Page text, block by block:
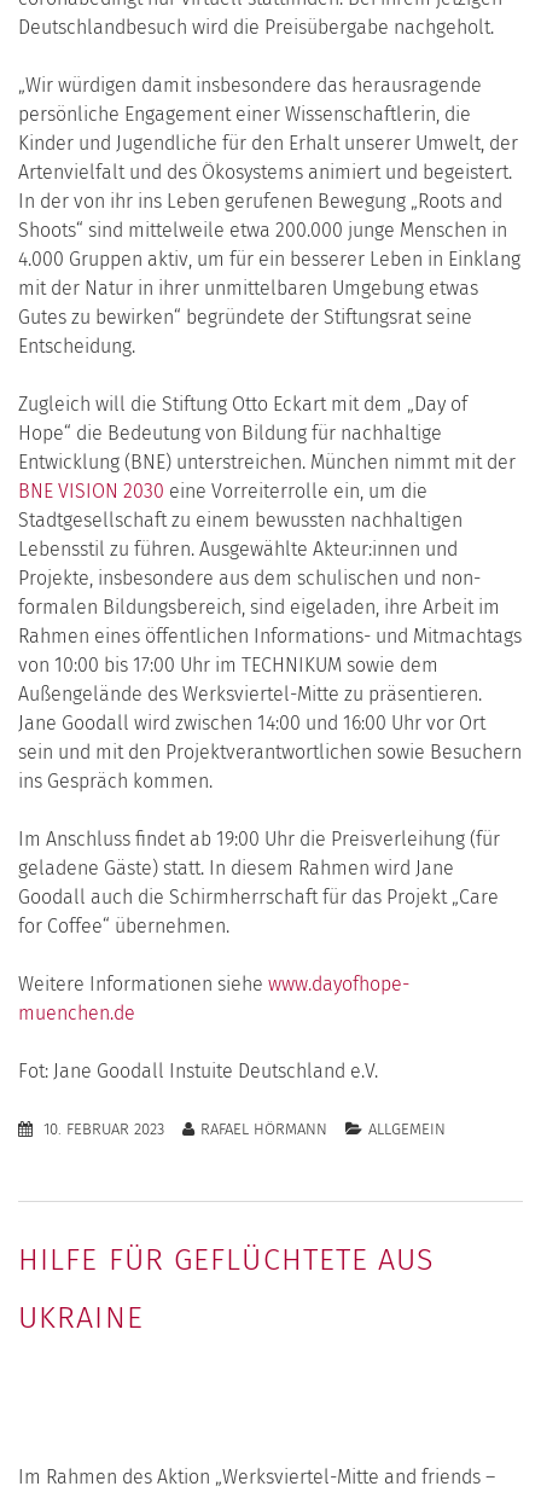
Deutschlandbesuch wird die Preisübergabe nachgeholt.
„Wir würdigen damit insbesondere das herausragende
persönliche Engagement einer Wissenschaftlerin, die
Kinder und Jugendliche für den Erhalt unserer Umwelt, der
Artenvielfalt und des Ökosystems animiert und begeistert.
In der von ihr ins Leben gerufenen Bewegung „Roots and
Shoots“ sind mittelweile etwa 200.000 junge Menschen in
4.000 Gruppen aktiv, um für ein besserer Leben in Einklang
mit der Natur in ihrer unmittelbaren Umgebung etwas
Gutes zu bewirken“ begründete der Stiftungsrat seine
Entscheidung.
Zugleich will die Stiftung Otto Eckart mit dem „Day of
Hope“ die Bedeutung von Bildung für nachhaltige
Entwicklung (BNE) unterstreichen. München nimmt mit der
BNE VISION 2030 eine Vorreiterrolle ein, um die
Stadtgesellschaft zu einem bewussten nachhaltigen
Lebensstil zu führen. Ausgewählte Akteur:innen und
Projekte, insbesondere aus dem schulischen und non-
formalen Bildungsbereich, sind eigeladen, ihre Arbeit im
Rahmen eines öffentlichen Informations- und Mitmachtags
von 10:00 bis 17:00 Uhr im TECHNIKUM sowie dem
Außengelände des Werksviertel-Mitte zu präsentieren.
Jane Goodall wird zwischen 14:00 und 16:00 Uhr vor Ort
sein und mit den Projektverantwortlichen sowie Besuchern
ins Gespräch kommen.
Im Anschluss findet ab 19:00 Uhr die Preisverleihung (für
geladene Gäste) statt. In diesem Rahmen wird Jane
Goodall auch die Schirmherrschaft für das Projekt „Care
for Coffee“ übernehmen.
Weitere Informationen siehe www.dayofhope-
muenchen.de
Fot: Jane Goodall Instuite Deutschland e.V.
10. FEBRUAR 2023 RAFAEL HÖRMANN ALLGEMEIN
HILFE FÜR GEFLÜCHTETE AUS
UKRAINE
Im Rahmen des Aktion „Werksviertel-Mitte and friends –